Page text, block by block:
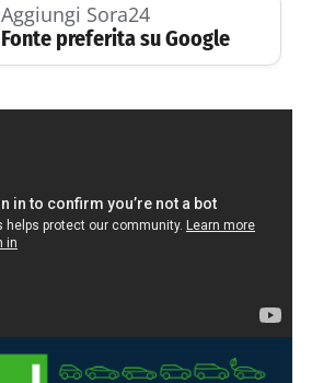
Aggiungi Sora24
Fonte preferita su Google